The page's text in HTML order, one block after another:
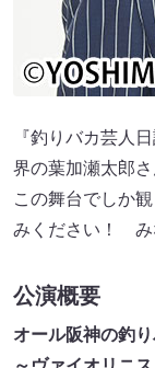
『釣りバカ芸人
界の葉加瀬太郎
この舞台でしか
みください！ み
公演概要
オール阪神の釣